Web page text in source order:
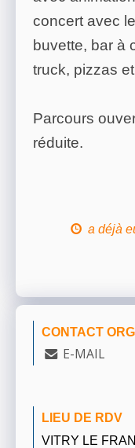
concert avec
buvette, bar à
truck, pizzas
Parcours
réduite.
a déjà
CONTACT
E-MAIL
LIEU DE RDV
VITRY LE